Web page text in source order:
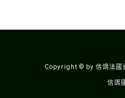
Copyright © by 信鴿法
信鴿